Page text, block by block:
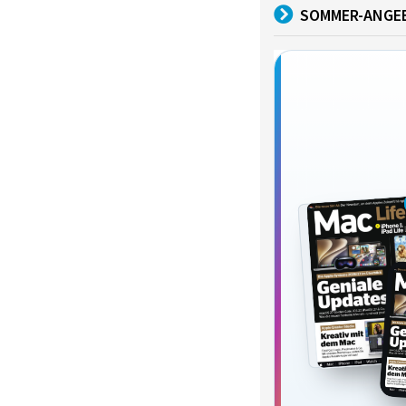
SOMMER-